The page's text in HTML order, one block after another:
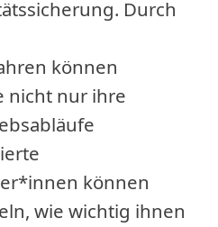
Durch
können
nicht nur ihre
können
wie wichtig ihnen